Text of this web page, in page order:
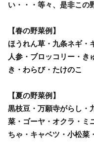
い・・・等々、是非この
【春の野菜例】
ほうれん草・九条ネギ・
人参・ブロッコリー・き
き・わらび・たけのこ
【夏の野菜例】
黒枝豆・万願寺がらし・
菜・ゴーヤ・オクラ・ミ
ちゃ・キャベツ・小松菜